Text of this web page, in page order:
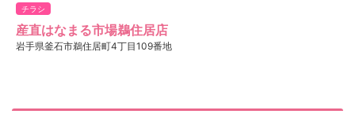
チラシ
産直はなまる市場鵜住居店
岩手県釜石市鵜住居町4丁目109番地